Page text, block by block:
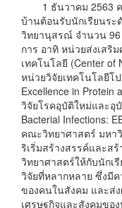
1 ธันวาคม 2563
บ้านต้อนรับนักเรียนระ
วิทยานุสรณ์ จำนวน
การ อาทิ หน่วยส่งเสริ
เทคโนโลยี (Center of
หน่วยวิจัยเทคโนโลยีโ
Excellence in Protein
วิจัยโรคอุบัติใหม่และอุ
Bacterial Infections:
คณะวิทยาศาสตร์ มหา
ริเริ่มสร้างสรรค์และส
วิทยาศาสตร์ให้กับนักเ
วิจัยที่หลากหลาย ซึ่งมี
ของคนในสังคม และส่
เศรษฐกิจและสังคมขอ